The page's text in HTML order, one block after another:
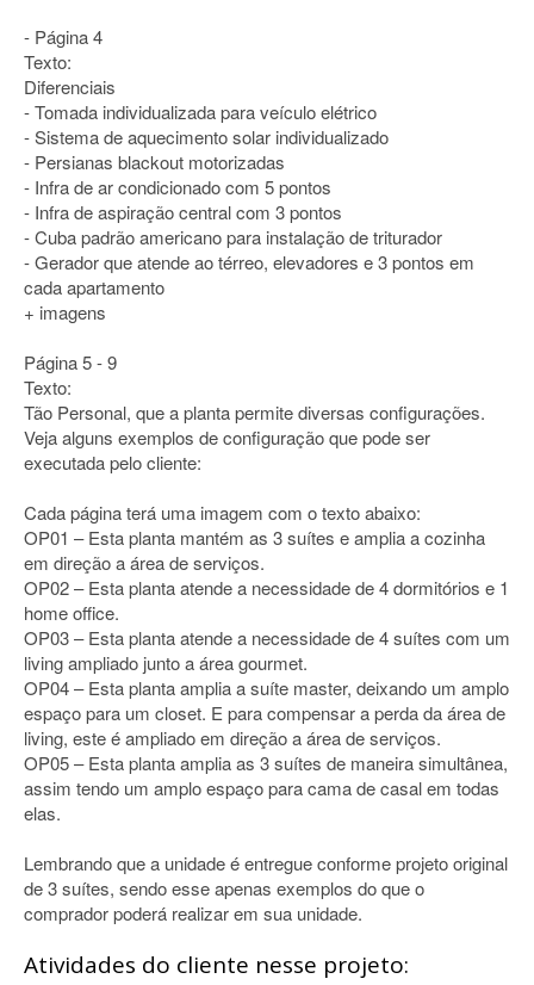
- Página 4
Texto:
Diferenciais
- Tomada individualizada para veículo elétrico
- Sistema de aquecimento solar individualizado
- Persianas blackout motorizadas
- Infra de ar condicionado com 5 pontos
- Infra de aspiração central com 3 pontos
- Cuba padrão americano para instalação de triturador
- Gerador que atende ao térreo, elevadores e 3 pontos em
cada apartamento
+ imagens
Página 5 - 9
Texto:
Tão Personal, que a planta permite diversas configurações.
Veja alguns exemplos de configuração que pode ser
executada pelo cliente:
Cada página terá uma imagem com o texto abaixo:
OP01 – Esta planta mantém as 3 suítes e amplia a cozinha
em direção a área de serviços.
OP02 – Esta planta atende a necessidade de 4 dormitórios e 1
home office.
OP03 – Esta planta atende a necessidade de 4 suítes com um
living ampliado junto a área gourmet.
OP04 – Esta planta amplia a suíte master, deixando um amplo
espaço para um closet. E para compensar a perda da área de
living, este é ampliado em direção a área de serviços.
OP05 – Esta planta amplia as 3 suítes de maneira simultânea,
assim tendo um amplo espaço para cama de casal em todas
elas.
Lembrando que a unidade é entregue conforme projeto original
de 3 suítes, sendo esse apenas exemplos do que o
comprador poderá realizar em sua unidade.
Atividades do cliente nesse projeto: